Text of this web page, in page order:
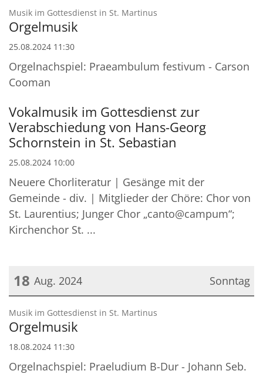
Datum: 25. August 2024
Musik im Gottesdienst in St. Martinus
Orgelmusik
25.08.2024 11:30
Orgelnachspiel: Praeambulum festivum - Carson
Cooman
Vokalmusik im Gottesdienst zur
Verabschiedung von Hans-Georg
Schornstein in St. Sebastian
25.08.2024 10:00
Neuere Chorliteratur | Gesänge mit der
Gemeinde - div. | Mitglieder der Chöre: Chor von
St. Laurentius; Junger Chor „canto@campum“;
Kirchenchor St. ...
Sonntag
18 Aug. 2024
Datum: 18. August 2024
Musik im Gottesdienst in St. Martinus
Orgelmusik
18.08.2024 11:30
Orgelnachspiel: Praeludium B-Dur - Johann Seb.